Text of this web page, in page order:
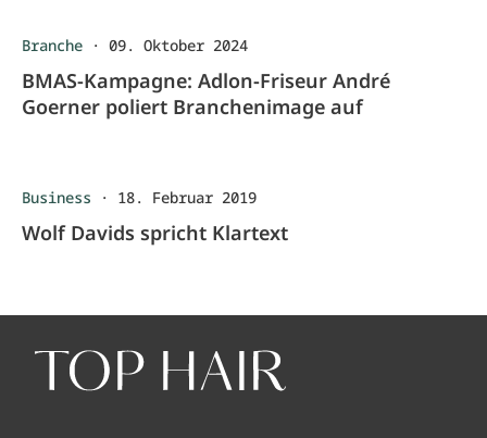
Branche · 09. Oktober 2024
BMAS-Kampagne: Adlon-Friseur André
Goerner poliert Branchenimage auf
Business · 18. Februar 2019
Wolf Davids spricht Klartext